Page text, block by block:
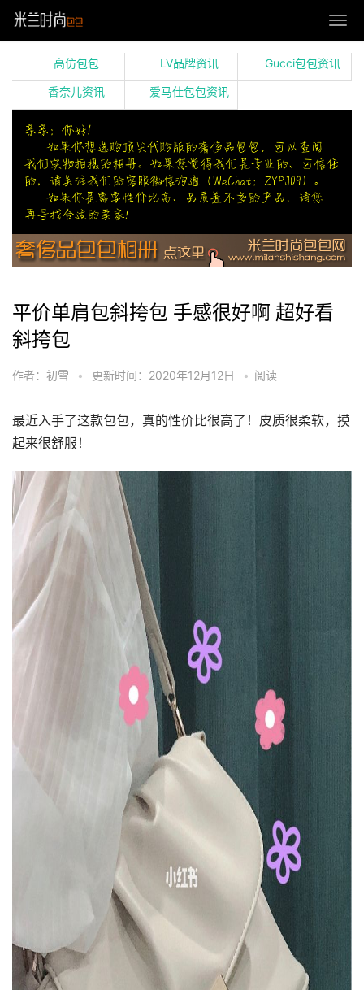
高仿包包 LV品牌资讯 Gucci包包资讯
香奈儿资讯 爱马仕包包资讯
平价单肩包斜挎包 手感很好啊 超好看
斜挎包
作者：初雪 • 更新时间：2020年12月12日 • 阅读
最近入手了这款包包，真的性价比很高了！皮质很柔软，摸
起来很舒服！